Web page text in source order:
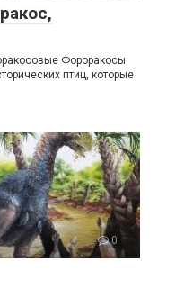
Фороракосы
птиц, которые
0